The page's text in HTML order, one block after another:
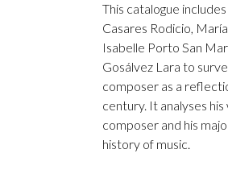
This catalogue
Casares Rodicio,
Isabelle Porto San
Gosálvez Lara to
composer as a
century. It analyses his
composer and his
history of music.